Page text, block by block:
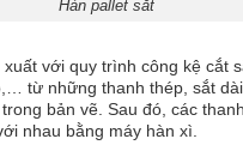
Hàn pallet sắt
với quy trình công kệ cắt
từ những thanh thép, sắt
bản vẽ. Sau đó, các
nhau bằng máy hàn xì.